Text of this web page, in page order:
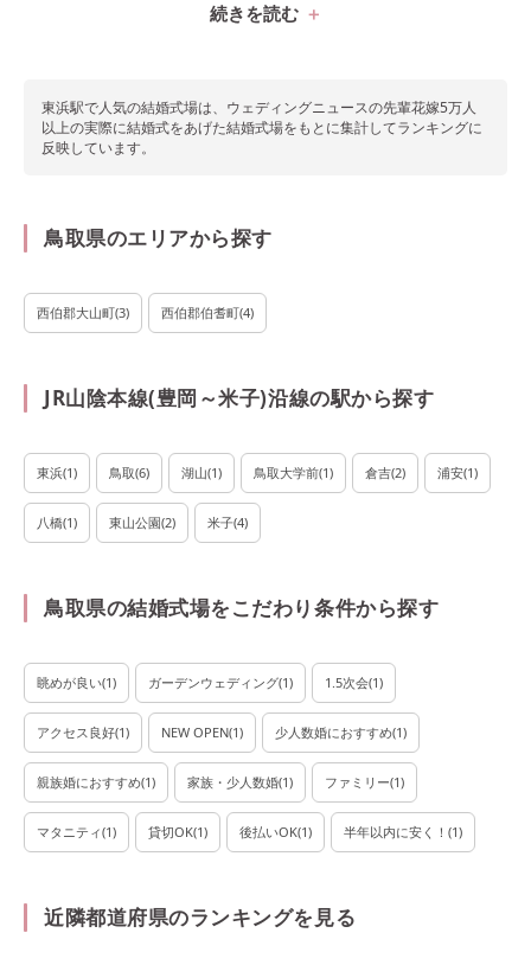
場1件をランキングで紹介！続きを読む
東浜駅で人気の結婚式場は、ウェディングニュースの先輩花嫁5万人
以上の実際に結婚式をあげた結婚式場をもとに集計してランキングに
反映しています。
鳥取県のエリアから探す
西伯郡大山町(3) 西伯郡伯耆町(4)
JR山陰本線(豊岡～米子)沿線の駅から探す
東浜(1) 鳥取(6) 湖山(1) 鳥取大学前(1) 倉吉(2) 浦安(1)
八橋(1) 東山公園(2) 米子(4)
鳥取県の結婚式場をこだわり条件から探す
眺めが良い(1) ガーデンウェディング(1) 1.5次会(1)
アクセス良好(1) NEW OPEN(1) 少人数婚におすすめ(1)
親族婚におすすめ(1) 家族・少人数婚(1) ファミリー(1)
マタニティ(1) 貸切OK(1) 後払いOK(1) 半年以内に安く！ (1)
近隣都道府県のランキングを見る